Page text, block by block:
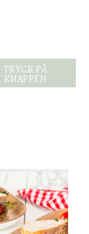
TRYCK PÅ
KNAPPEN